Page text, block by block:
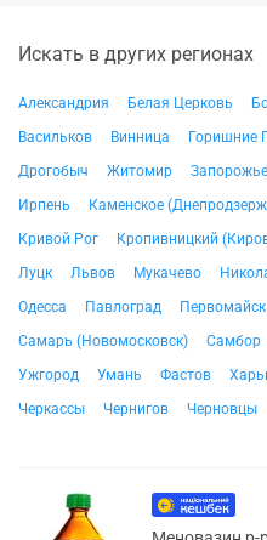
Искать в других регионах
Александрия Белая Церковь
Васильков
Винница Горишние
Дрогобыч
Житомир Запорожье
Ирпень
Каменское
Кривой Рог
Кропивницкий
Луцк
Львов Мукачево
Одесса
Павлоград Первомайск
Самарь (Новомосковск)
Самбор
Ужгород
Умань Фастов
Черкассы
Чернигов Черновцы